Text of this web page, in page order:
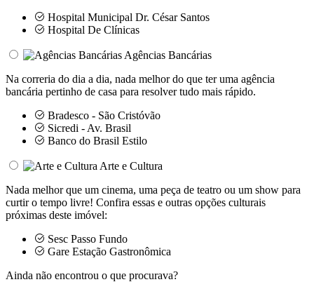
Hospital Municipal Dr. César Santos
Hospital De Clínicas
Agências Bancárias
Na correria do dia a dia, nada melhor do que ter uma agência
bancária pertinho de casa para resolver tudo mais rápido.
Bradesco - São Cristóvão
Sicredi - Av. Brasil
Banco do Brasil Estilo
Arte e Cultura
Nada melhor que um cinema, uma peça de teatro ou um show para
curtir o tempo livre! Confira essas e outras opções culturais
próximas deste imóvel:
Sesc Passo Fundo
Gare Estação Gastronômica
Ainda não encontrou o que procurava?